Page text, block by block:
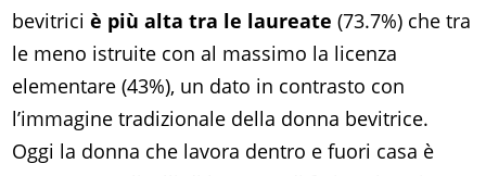
bevitriciè più alta tra le laureate (73.7%) che tra
le meno istruite con al massimo la licenza
elementare (43%), un dato in contrasto con
l’immagine tradizionale della donna bevitrice.
Oggi la donna che lavora dentro e fuori casa è